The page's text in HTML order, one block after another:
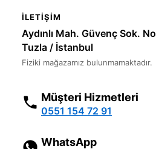
İLETIŞIM
Aydınlı Mah. Güvenç Sok.
Tuzla / İstanbul
Fiziki mağazamız bulunmamaktadır.
Müşteri Hizmetleri
0551 154 72 91
WhatsApp